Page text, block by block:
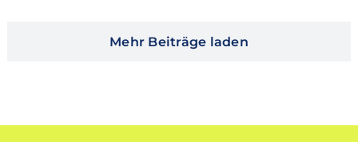
Mehr Beiträge laden